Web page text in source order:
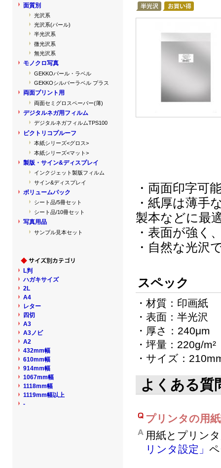
・両面印字可
・紙厚は薄手
製本などに最
・表面が強く
・自然な光沢
スペック
・材質：印画紙
・表面：半光沢
・厚さ：240μm
・坪量：220g/m²
・サイズ：
よくある質
プリンタの用
用紙とプリン
リンタ設定」
面質別
光沢系
光沢系(パール)
半光沢系
微光沢系
無光沢系
モノクロ写真
GEKKOパール・ラベル
GEKKOシルバーラベル プラス
両面プリント用
両面セミグロスペーパー(薄)
デジタルネガ用フィルム
デジタルネガフィルムTPS100
ピクトリコプルーフ
本紙シリーズ<グロス>
本紙シリーズ<マット>
製版・サイン&ディスプレイ
インクジェット製版フィルム
サイン&ディスプレイ
ボリュームパック
シート品/5冊セット
シート品/10冊セット
写真用品
サンプル見本セット
L判
ハガキサイズ
2L
A4
レター
四切
A3
A3ノビ
A2
432mm幅
610mm幅
914mm幅
1067mm幅
1118mm幅
1119mm幅以上
-